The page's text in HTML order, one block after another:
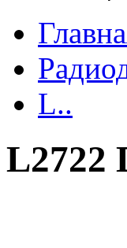
L..
L2722